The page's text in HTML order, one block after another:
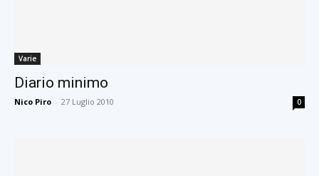
Varie
Diario minimo
Nico Piro - 27 Luglio 2010 0